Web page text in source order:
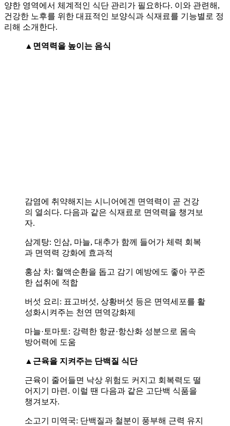
양한 영역에서 체계적인 식단 관리가 필요하다. 이와 관련해,
건강한 노후를 위한 대표적인 보양식과 식재료를 기능별로 정
리해 소개한다.
▲면역력을 높이는 음식
감염에 취약해지는 시니어에겐 면역력이 곧 건강
의 열쇠다. 다음과 같은 식재료로 면역력을 챙겨보
자.
삼계탕: 인삼, 마늘, 대추가 함께 들어가 체력 회복
과 면역력 강화에 효과적
홍삼 차: 혈액순환을 돕고 감기 예방에도 좋아 꾸준
한 섭취에 적합
버섯 요리: 표고버섯, 상황버섯 등은 면역세포를 활
성화시켜주는 천연 면역강화제
마늘·토마토: 강력한 항균·항산화 성분으로 몸속
방어력에 도움
▲근육을 지켜주는 단백질 식단
근육이 줄어들면 낙상 위험도 커지고 회복력도 떨
어지기 마련. 이럴 땐 다음과 같은 고단백 식품을
챙겨보자.
소고기 미역국: 단백질과 철분이 풍부해 근력 유지